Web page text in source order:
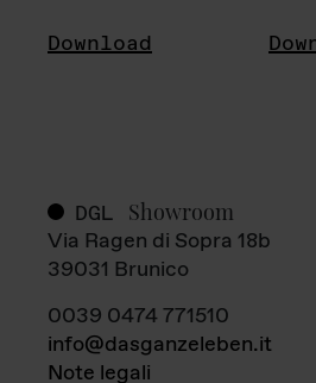
Download
DGL Showroom
Via Ragen di Sopra 18b
39031 Brunico
0039 0474 771510
info@dasganzeleben.it
Note legali